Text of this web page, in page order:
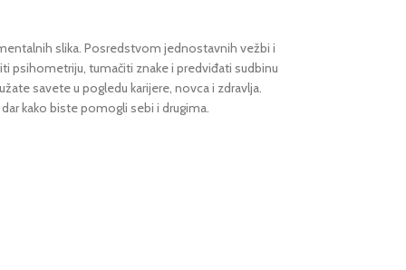
slika. Posredstvom jednostavnih vežbi i
psihometriju, tumačiti znake i predviđati sudbinu
savete u pogledu karijere, novca i zdravlja.
kako biste pomogli sebi i drugima.